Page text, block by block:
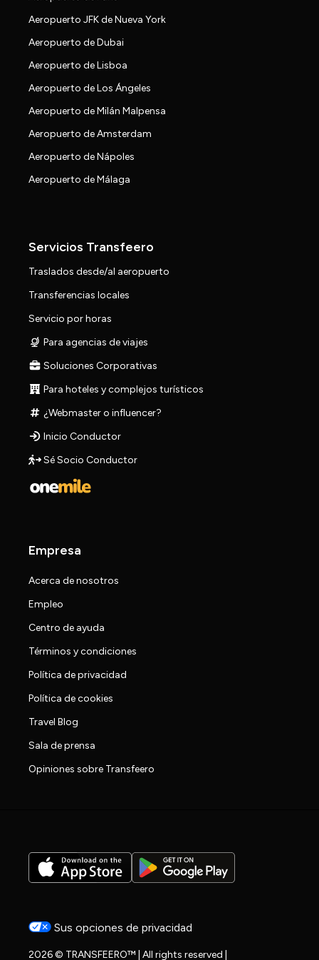
Aeropuerto JFK de Nueva York
Aeropuerto de Dubai
Aeropuerto de Lisboa
Aeropuerto de Los Ángeles
Aeropuerto de Milán Malpensa
Aeropuerto de Amsterdam
Aeropuerto de Nápoles
Aeropuerto de Málaga
Servicios Transfeero
Traslados desde/al aeropuerto
Transferencias locales
Servicio por horas
Para agencias de viajes
Soluciones Corporativas
Para hoteles y complejos turísticos
¿Webmaster o influencer?
Inicio Conductor
Sé Socio Conductor
Empresa
Acerca de nosotros
Empleo
Centro de ayuda
Términos y condiciones
Política de privacidad
Política de cookies
Travel Blog
Sala de prensa
Opiniones sobre Transfeero
Sus opciones de privacidad
2026 © TRANSFEERO™ | All rights reserved |